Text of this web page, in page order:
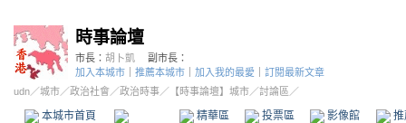
時事論壇
市長： 胡卜凱
副市長：
加入本城市
推薦本城市 加入我的最愛
訂閱最新文章
udn／城市／政治社會 ／政治時事／ 【時事論壇】城市／討論區／
本城市首頁 精華區 投票區 影像館